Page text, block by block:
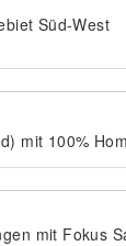
Süd-West
mit 100%
mit Fokus